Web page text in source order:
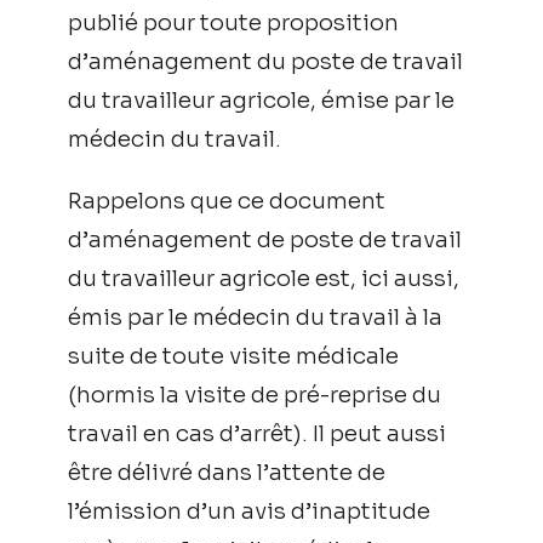
publié pour toute proposition
d’aménagement du poste de travail
du travailleur agricole, émise par le
médecin du travail.
Rappelons que ce document
d’aménagement de poste de travail
du travailleur agricole est, ici aussi,
émis par le médecin du travail à la
suite de toute visite médicale
(hormis la visite de pré-reprise du
travail en cas d’arrêt). Il peut aussi
être délivré dans l’attente de
l’émission d’un avis d’inaptitude